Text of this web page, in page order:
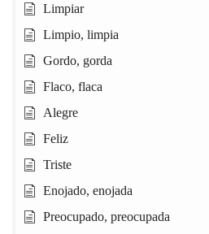
Limpiar
Limpio, limpia
Gordo, gorda
Flaco, flaca
Alegre
Feliz
Triste
Enojado, enojada
Preocupado, preocupada